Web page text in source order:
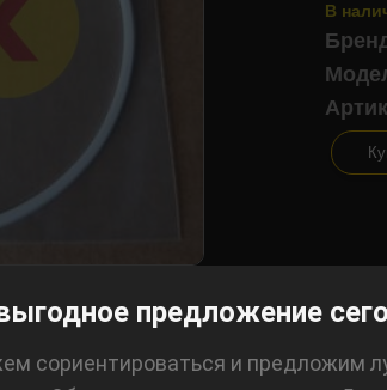
предложение
сориентироваться и предложим
В